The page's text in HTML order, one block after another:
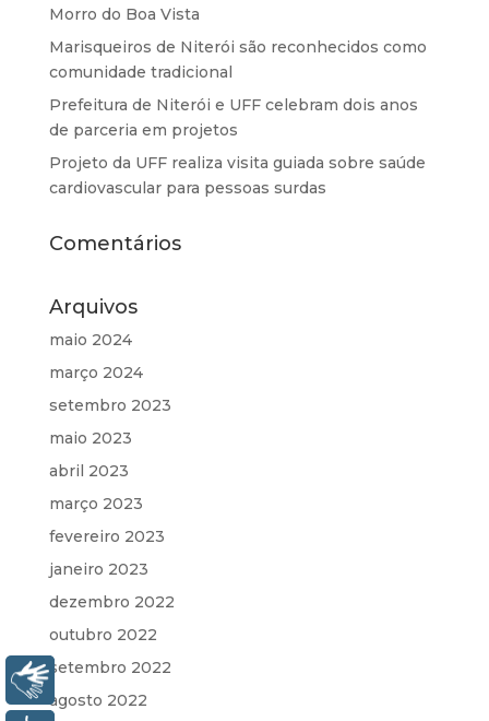
Morro do Boa Vista
Marisqueiros de Niterói são reconhecidos como
comunidade tradicional
Prefeitura de Niterói e UFF celebram dois anos
de parceria em projetos
Projeto da UFF realiza visita guiada sobre saúde
cardiovascular para pessoas surdas
Comentários
Arquivos
maio 2024
março 2024
setembro 2023
maio 2023
abril 2023
março 2023
fevereiro 2023
janeiro 2023
dezembro 2022
outubro 2022
setembro 2022
agosto 2022
Libras